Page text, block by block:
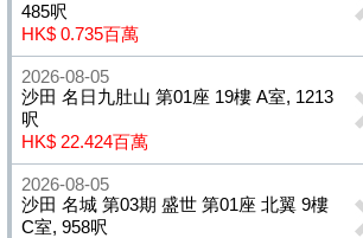
485呎
HK$ 0.735百萬
2026-08-05
沙田 名日九肚山 第01座 19樓 A室, 1213
呎
HK$ 22.424百萬
2026-08-05
沙田 名城 第03期 盛世 第01座 北翼 9樓
C室, 958呎